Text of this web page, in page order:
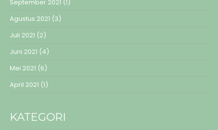
September 2021 (1)
Agustus 2021 (3)
Juli 2021 (2)
Juni 2021 (4)
Mei 2021 (6)
April 2021 (1)
KATEGORI